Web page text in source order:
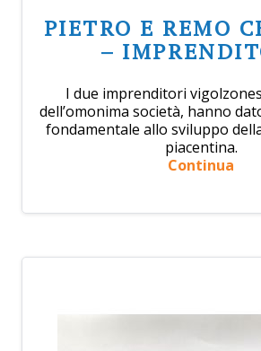
PIETRO E REMO
–
I due imprenditori
dell’omonima società, hanno
fondamentale allo sviluppo
piacentina.
Continua